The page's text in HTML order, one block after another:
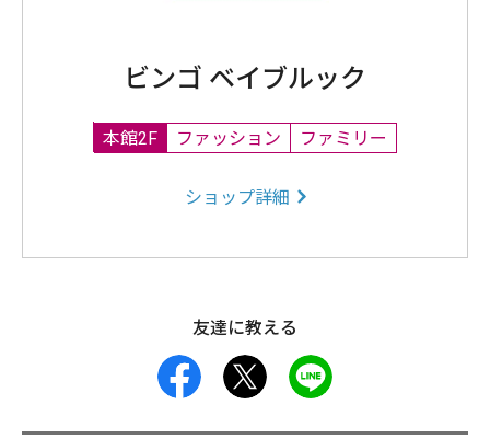
ビンゴ ベイブルック
本館2F ファッション ファミリー
ショップ詳細
友達に教える
facebook